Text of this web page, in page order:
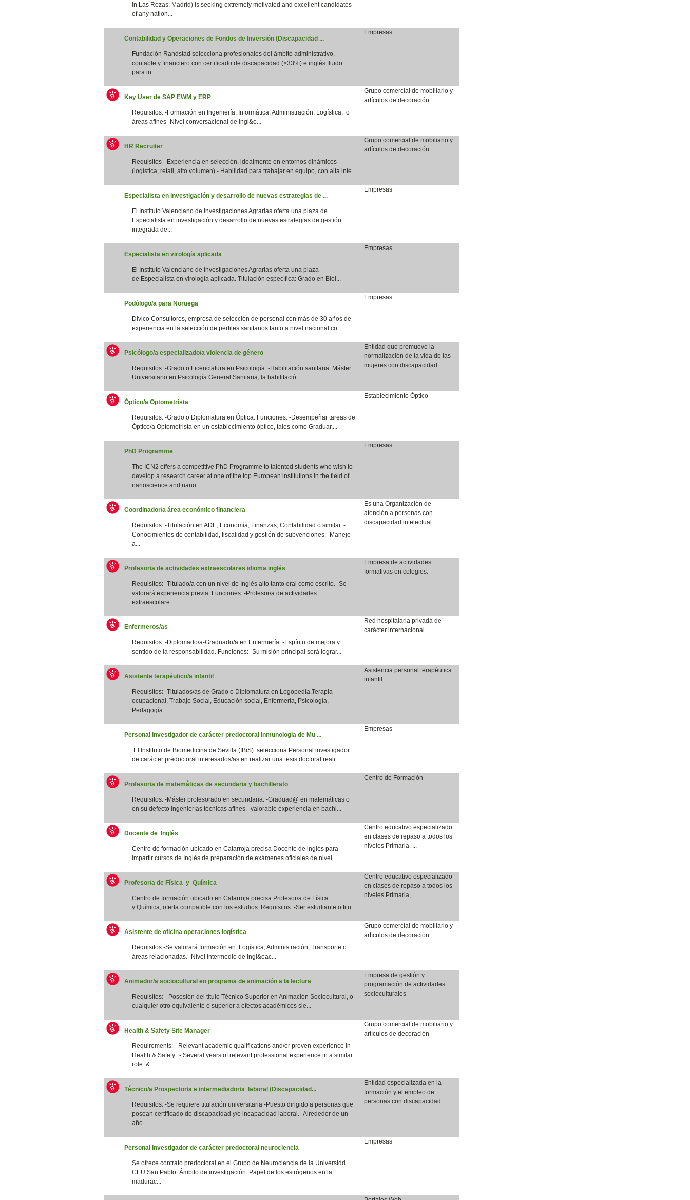
in Las Rozas, Madrid) is seeking extremely motivated and excellent candidates
of any nation...
Contabilidad y Operaciones de Fondos de Inversión (Discapacidad ...
Fundación Randstad selecciona profesionales del ámbito administrativo,
contable y financiero con certificado de discapacidad (≥33%) e inglés fluido
para in...
Empresas
Key User de SAP EWM y ERP
Requisitos: -Formación en Ingeniería, Informática, Administración, Logística, o
áreas afines -Nivel conversacional de ingl&e...
Grupo comercial de mobiliario y
artículos de decoración
HR Recruiter
Requisitos - Experiencia en selección, idealmente en entornos dinámicos
(logística, retail, alto volumen) - Habilidad para trabajar en equipo, con alta inte...
Grupo comercial de mobiliario y
artículos de decoración
Especialista en investigación y desarrollo de nuevas estrategias de ...
El Instituto Valenciano de Investigaciones Agrarias oferta una plaza de
Especialista en investigación y desarrollo de nuevas estrategias de gestión
integrada de...
Empresas
Especialista en virología aplicada
El Instituto Valenciano de Investigaciones Agrarias oferta una plaza
de Especialista en virología aplicada. Titulación específica: Grado en Biol...
Empresas
Podólogo/a para Noruega
Divico Consultores, empresa de selección de personal con más de 30 años de
experiencia en la selección de perfiles sanitarios tanto a nivel nacional co...
Empresas
Psicólogo/a especializado/a violencia de género
Requisitos: -Grado o Licenciatura en Psicología. -Habilitación sanitaria: Máster
Universitario en Psicología General Sanitaria, la habilitació...
Entidad que promueve la
normalización de la vida de las
mujeres con discapacidad ...
Óptico/a Optometrista
Requisitos: -Grado o Diplomatura en Óptica. Funciones: -Desempeñar tareas de
Óptico/a Optometrista en un establecimiento óptico, tales como Graduar,...
Establecimiento Óptico
PhD Programme
The ICN2 offers a competitive PhD Programme to talented students who wish to
develop a research career at one of the top European institutions in the field of
nanoscience and nano...
Empresas
Coordinador/a área económico financiera
Requisitos: -Titulación en ADE, Economía, Finanzas, Contabilidad o similar. -
Conocimientos de contabilidad, fiscalidad y gestión de subvenciones. -Manejo
a...
Es una Organización de
atención a personas con
discapacidad intelectual
Profesor/a de actividades extraescolares idioma inglés
Requisitos: -Titulado/a con un nivel de Inglés alto tanto oral como escrito. -Se
valorará experiencia previa. Funciones: -Profesor/a de actividades
extraescolare...
Empresa de actividades
formativas en colegios.
Enfermeros/as
Requisitos: -Diplomado/a-Graduado/a en Enfermería. -Espíritu de mejora y
sentido de la responsabilidad. Funciones: -Su misión principal será lograr...
Red hospitalaria privada de
carácter internacional
Asistente terapéutico/a infantil
Requisitos: -Titulados/as de Grado o Diplomatura en Logopedia,Terapia
ocupacional, Trabajo Social, Educación social, Enfermería, Psicología,
Pedagogía...
Asistencia personal terapéutica
infantil
Personal investigador de carácter predoctoral Inmunologia de Mu ...
El Instituto de Biomedicina de Sevilla (IBiS) selecciona Personal investigador
de carácter predoctoral interesados/as en realizar una tesis doctoral reali...
Empresas
Profesor/a de matemáticas de secundaria y bachillerato
Requisitos: -Máster profesorado en secundaria. -Graduad@ en matemáticas o
en su defecto ingenierías técnicas afines. -valorable experiencia en bachi...
Centro de Formación
Docente de Inglés
Centro de formación ubicado en Catarroja precisa Docente de inglés para
impartir cursos de Inglés de preparación de exámenes oficiales de nivel ...
Centro educativo especializado
en clases de repaso a todos los
niveles Primaria, ...
Profesor/a de Física y Química
Centro de formación ubicado en Catarroja precisa Profesor/a de Física
y Química, oferta compatible con los estudios. Requisitos: -Ser estudiante o titu...
Centro educativo especializado
en clases de repaso a todos los
niveles Primaria, ...
Asistente de oficina operaciones logística
Requisitos -Se valorará formación en Logística, Administración, Transporte o
áreas relacionadas. -Nivel intermedio de ingl&eac...
Grupo comercial de mobiliario y
artículos de decoración
Animador/a sociocultural en programa de animación a la lectura
Requisitos: - Posesión del título Técnico Superior en Animación Sociocultural, o
cualquier otro equivalente o superior a efectos académicos sie...
Empresa de gestión y
programación de actividades
socioculturales
Health & Safety Site Manager
Requirements: - Relevant academic qualifications and/or proven experience in
Health & Safety. - Several years of relevant professional experience in a similar
role. &...
Grupo comercial de mobiliario y
artículos de decoración
Técnico/a Prospector/a e intermediador/a laboral (Discapacidad...
Requisitos: -Se requiere titulación universitaria -Puesto dirigido a personas que
posean certificado de discapacidad y/o incapacidad laboral. -Alrededor de un
año...
Entidad especializada en la
formación y el empleo de
personas con discapacidad. ...
Personal investigador de carácter predoctoral neurociencia
Se ofrece contrato predoctoral en el Grupo de Neurociencia de la Universidd
CEU San Pablo. Ámbito de investigación: Papel de los estrógenos en la
madurac...
Empresas